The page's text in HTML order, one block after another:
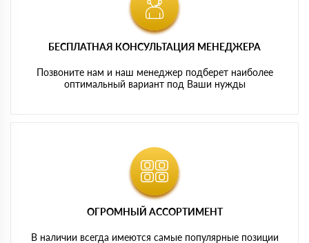
БЕСПЛАТНАЯ КОНСУЛЬТАЦИЯ МЕНЕДЖЕРА
Позвоните нам и наш менеджер подберет наиболее
оптимальный вариант под Ваши нужды
ОГРОМНЫЙ АССОРТИМЕНТ
В наличии всегда имеются самые популярные позиции